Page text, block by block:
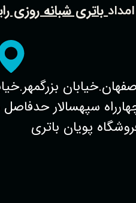
پویان باتری
امدادباتری شبانه روزی